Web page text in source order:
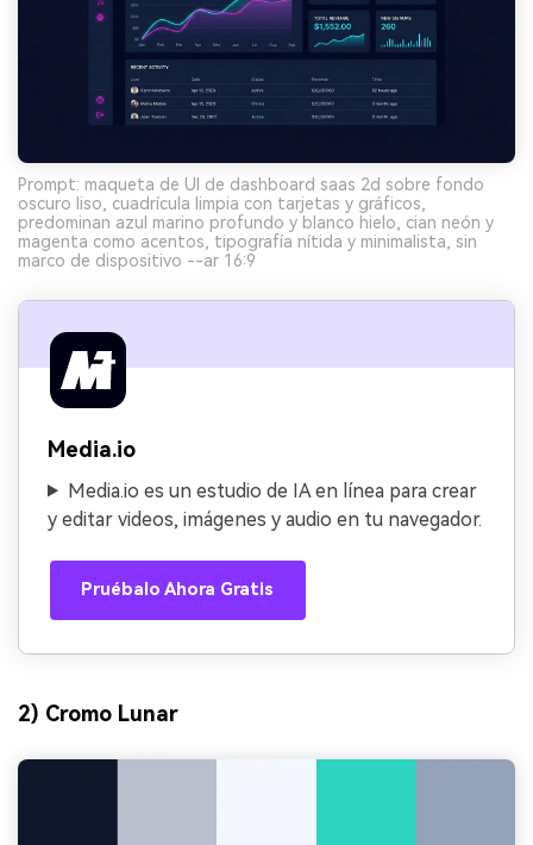
Prompt: maqueta de UI de dashboard saas 2d sobre fondo
oscuro liso, cuadrícula limpia con tarjetas y gráficos,
predominan azul marino profundo y blanco hielo, cian neón y
magenta como acentos, tipografía nítida y minimalista, sin
marco de dispositivo --ar 16:9
Media.io
Media.io es un estudio de IA en línea para crear
y editar videos, imágenes y audio en tu navegador.
Pruébalo Ahora Gratis
2) Cromo Lunar